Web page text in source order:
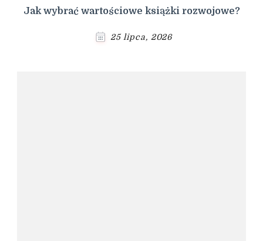
Jak wybrać wartościowe książki rozwojowe?
25 lipca, 2026